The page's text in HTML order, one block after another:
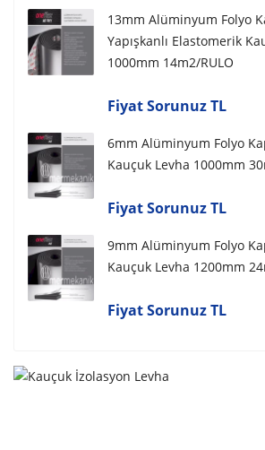
13mm Alüminyum Folyo
Yapışkanlı Elastomerik
1000mm 14m2/RULO
Fiyat Sorunuz TL
6mm Alüminyum Folyo
Kauçuk Levha 1000mm
Fiyat Sorunuz TL
9mm Alüminyum Folyo
Kauçuk Levha 1200mm
Fiyat Sorunuz TL